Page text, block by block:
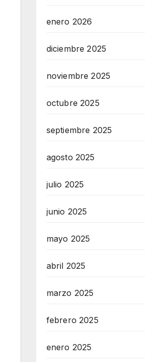
enero 2026
diciembre 2025
noviembre 2025
octubre 2025
septiembre 2025
agosto 2025
julio 2025
junio 2025
mayo 2025
abril 2025
marzo 2025
febrero 2025
enero 2025